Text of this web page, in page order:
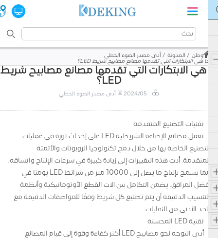
وطن المدونة
أدى مصدر الضوء الخطي
ما هي الابتكارات التي تقدمها مصانع مصابيح شريط LED؟
هي الابتكارات التي تقدمها مصانع مصابيح شريط
LED؟
2024/05 أدى مصدر الضوء الخطي
تقنيات التصنيع المتقدمة
تعمل مصانع الإضاءة الشريطية LED على إحداث ثورة في عمليات
التصنيع الخاصة بها من خلال دمج تكنولوجيا الروبوتات والأتمتة
المتقدمة. أدت هذه التغييرات إلى زيادة كبيرة في سرعات الإنتاج واتساقه،
مما يسمح بإنتاج ما يصل إلى 10000 متر من شرائط LED يوميًا في
أفضل المرافق. يضمن التكامل بين آلات القطع الأوتوماتيكية وأنظمة
التنسيب الدقيقة أن يتم تصنيع كل شريط وفقًا للمواصفات الدقيقة مع
الحد الأدنى من النفايات.
تقنية LED المحسنة
أدى التوجه نحو مصابيح LED أكثر كفاءة وقوة إلى قيام المصانع